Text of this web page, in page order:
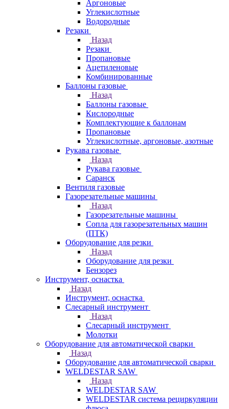
Аргоновые
Углекислотные
Водородные
Резаки
Назад
Резаки
Пропановые
Ацетиленовые
Комбинированные
Баллоны газовые
Назад
Баллоны газовые
Кислородные
Комплектующие к баллонам
Пропановые
Углекислотные, аргоновые, азотные
Рукава газовые
Назад
Рукава газовые
Саранск
Вентиля газовые
Газорезательные машины
Назад
Газорезательные машины
Сопла для газорезательных машин
(ПТК)
Оборудование для резки
Назад
Оборудование для резки
Бензорез
Инструмент, оснастка
Назад
Инструмент, оснастка
Слесарный инструмент
Назад
Слесарный инструмент
Молотки
Оборудование для автоматической сварки
Назад
Оборудование для автоматической сварки
WELDESTAR SAW
Назад
WELDESTAR SAW
WELDESTAR система рециркуляции